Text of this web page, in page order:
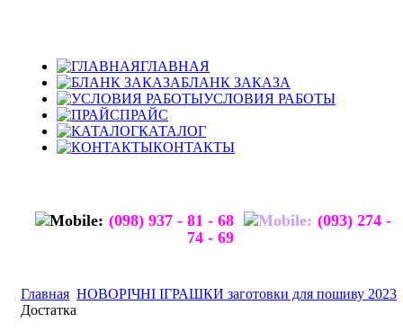
ГЛАВНАЯ
БЛАНК ЗАКАЗА
УСЛОВИЯ РАБОТЫ
ПРАЙС
КАТАЛОГ
КОНТАКТЫ
(098) 937 - 81 - 68
(093) 274 -
74 - 69
Главная НОВОРІЧНІ ІГРАШКИ заготовки для пошиву 2023
Достатка